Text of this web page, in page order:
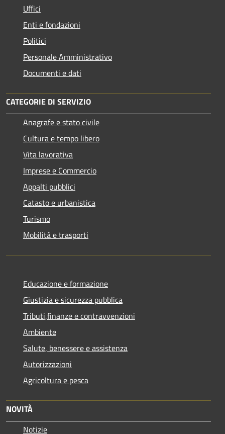
Uffici
Enti e fondazioni
Politici
Personale Amministrativo
Documenti e dati
CATEGORIE DI SERVIZIO
Anagrafe e stato civile
Cultura e tempo libero
Vita lavorativa
Imprese e Commercio
Appalti pubblici
Catasto e urbanistica
Turismo
Mobilità e trasporti
Educazione e formazione
Giustizia e sicurezza pubblica
Tributi,finanze e contravvenzioni
Ambiente
Salute, benessere e assistenza
Autorizzazioni
Agricoltura e pesca
NOVITÀ
Notizie